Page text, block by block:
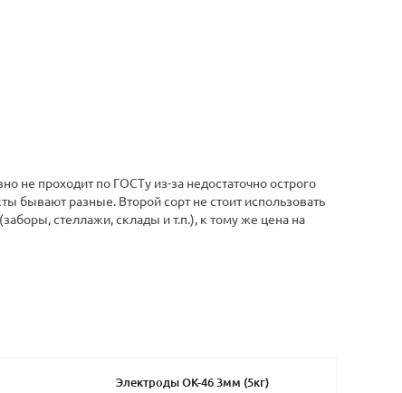
не проходит по ГОСТу из-за недостаточно острого
бывают разные. Второй сорт не стоит использовать
стеллажи, склады и т.п.), к тому же цена на
Электроды ОК-46 3мм (5кг)